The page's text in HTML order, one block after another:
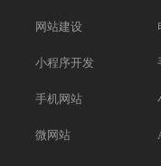
网站建设
小程序开发
手机网站
微网站